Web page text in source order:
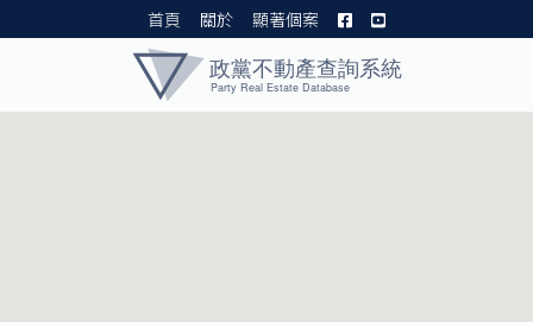
首頁 關於 顯著個案